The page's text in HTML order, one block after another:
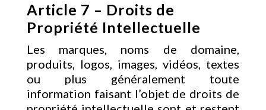
Article 7 – Droits de
Propriété Intellectuelle
Les marques, noms de domaine,
produits, logos, images, vidéos, textes
ou plus généralement toute
information faisant l’objet de droits de